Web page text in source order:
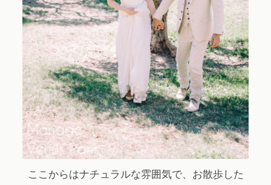
ここからはナチュラルな雰囲気で、お散歩した